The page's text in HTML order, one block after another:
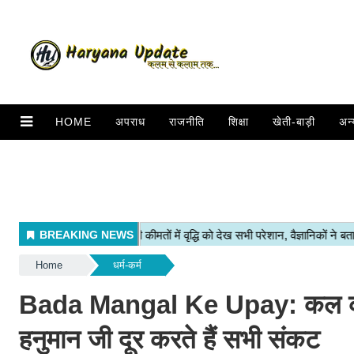
HOME अपराध राजनीति शिक्षा खेती-बाड़ी
Home धर्म-कर्म
Bada Mangal Ke Upay: कल
हनुमान जी दूर करते हैं सभी संकट